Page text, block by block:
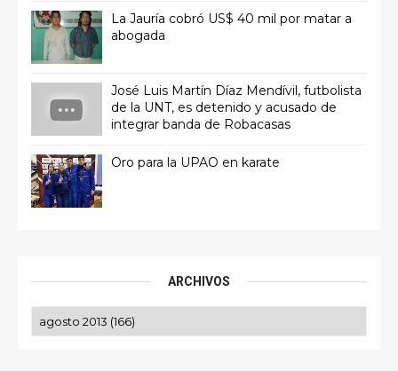
La Jauría cobró US$ 40 mil por matar a
abogada
José Luis Martín Díaz Mendívil, futbolista
de la UNT, es detenido y acusado de
integrar banda de Robacasas
Oro para la UPAO en karate
ARCHIVOS